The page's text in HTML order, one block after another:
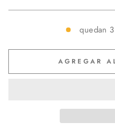
quedan
AGREGAR